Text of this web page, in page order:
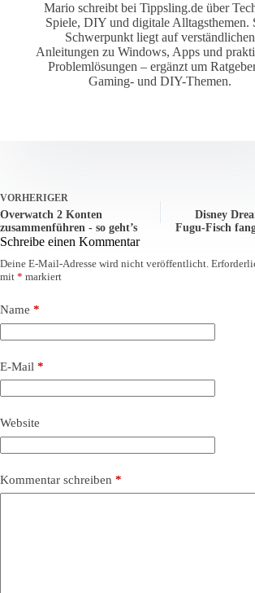
Mario schreibt bei Tippsling.de über
Spiele, DIY und digitale Alltagsthemen.
Schwerpunkt liegt auf verständlichen
Anleitungen zu Windows, Apps und
Problemlösungen – ergänzt um
Gaming- und DIY-Themen.
VORHERIGER
Overwatch 2 Konten
zusammenführen - so geht’s
Disney
Fugu-Fisch
Schreibe einen Kommentar
Deine E-Mail-Adresse wird nicht veröffentlicht.
mit * markiert
Name *
E-Mail *
Website
Kommentar schreiben *